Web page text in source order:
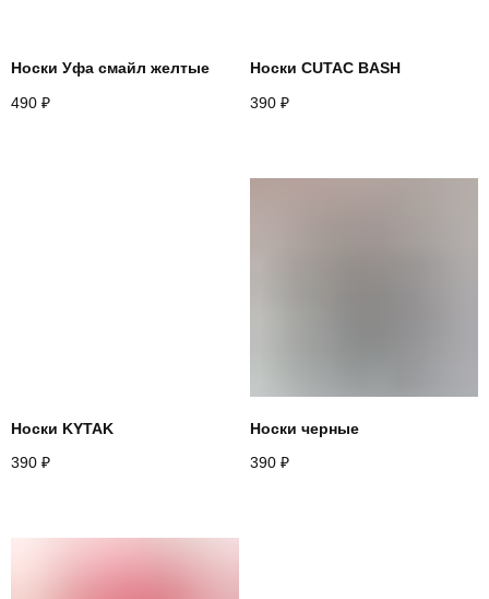
Носки Уфа смайл желтые
490 ₽
Носки CUTAC BASH
390 ₽
Носки KYTAK
390 ₽
Носки черные
390 ₽